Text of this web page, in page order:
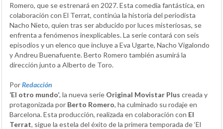
Romero, que se estrenará en 2027. Esta comedia fantástica, en
colaboración con El Terrat, continúa la historia del periodista
Nacho Nieto, quien tras ser abducido por luces misteriosas, se
enfrenta a fenómenos inexplicables. La serie contará con seis
episodios y un elenco que incluye a Eva Ugarte, Nacho Vigalondo
y Andreu Buenafuente. Berto Romero también asumirá la
dirección junto a Alberto de Toro.
PorRedacción
‘El otro mundo’, la nueva serie Original Movistar Plus creada y
protagonizada por Berto Romero, ha culminado su rodaje en
Barcelona. Esta producción, realizada en colaboración con El
Terrat, sigue la estela del éxito de la primera temporada de ‘El